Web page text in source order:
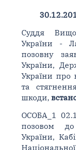
Суддя
України -
позовну
України,
України про
та
шкоди,
ОСОБА_1
позовом до
України,